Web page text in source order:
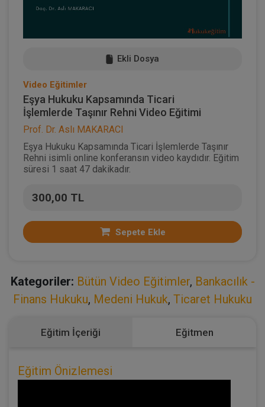
Ekli Dosya
Video Eğitimler
Eşya Hukuku Kapsamında Ticari
İşlemlerde Taşınır Rehni Video Eğitimi
Prof. Dr. Aslı MAKARACI
Eşya Hukuku Kapsamında Ticari İşlemlerde Taşınır
Rehni isimli online konferansın video kaydıdır. Eğitim
süresi 1 saat 47 dakikadır.
300,00 TL
Sepete Ekle
Kategoriler: Bütün Video Eğitimler, Bankacılık -
Finans Hukuku, Medeni Hukuk, Ticaret Hukuku
Eğitim İçeriği Eğitmen
Eğitim Önizlemesi